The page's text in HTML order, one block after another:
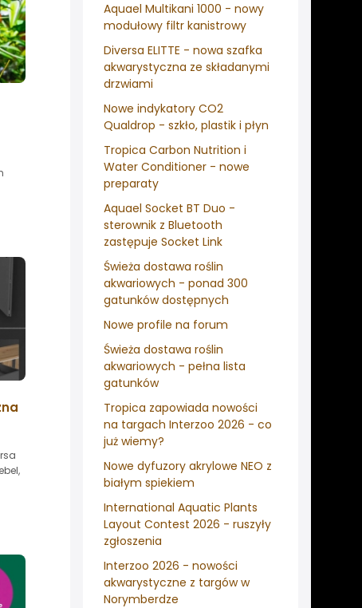
Aquael Multikani 1000 - nowy
modułowy filtr kanistrowy
Diversa ELITTE - nowa szafka
akwarystyczna ze składanymi
drzwiami
Nowe indykatory CO2
Qualdrop - szkło, plastik i płyn
Tropica Carbon Nutrition i
Water Conditioner - nowe
preparaty
Aquael Socket BT Duo -
sterownik z Bluetooth
zastępuje Socket Link
Świeża dostawa roślin
akwariowych - ponad 300
gatunków dostępnych
Nowe profile na forum
Świeża dostawa roślin
akwariowych - pełna lista
gatunków
Tropica zapowiada nowości
na targach Interzoo 2026 - co
już wiemy?
Nowe dyfuzory akrylowe NEO z
białym spiekiem
International Aquatic Plants
Layout Contest 2026 - ruszyły
zgłoszenia
Interzoo 2026 - nowości
akwarystyczne z targów w
Norymberdze